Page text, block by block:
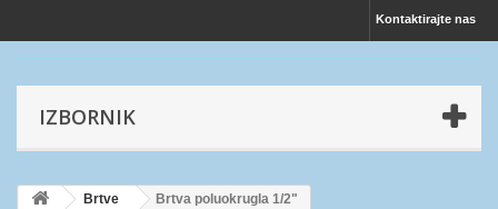
Kontaktirajte nas
IZBORNIK
Brtve Brtva poluokrugla 1/2"